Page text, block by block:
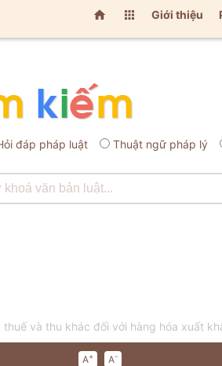
  Giới thiệu
đáp pháp luật Thuật ngữ pháp lý
và thu khác đối với hàng hóa xuất
A+ A-